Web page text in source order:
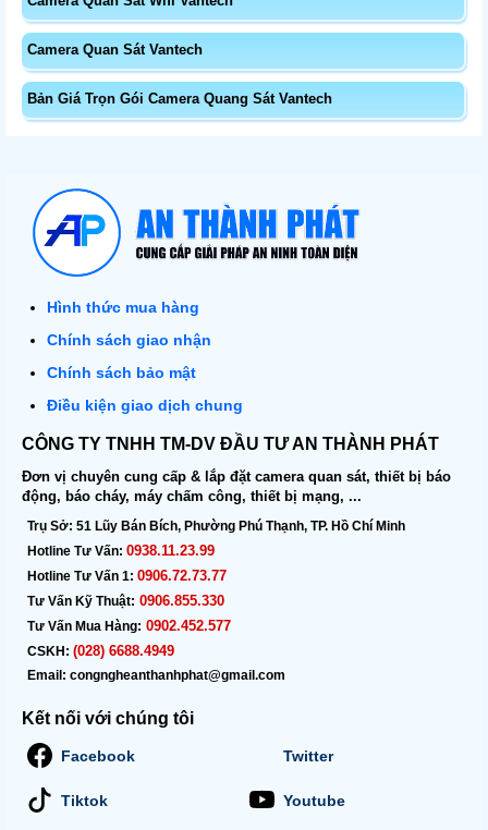
Camera Quan Sát Vantech
Bản Giá Trọn Gói Camera Quang Sát Vantech
Hình thức mua hàng
Chính sách giao nhận
Chính sách bảo mật
Điều kiện giao dịch chung
CÔNG TY TNHH TM-DV ĐẦU TƯ AN THÀNH PHÁT
Đơn vị chuyên cung cấp & lắp đặt camera quan sát, thiết bị báo
động, báo cháy, máy chấm công, thiết bị mạng, ...
Trụ Sở: 51 Lũy Bán Bích, Phường Phú Thạnh, TP. Hồ Chí Minh
Hotline Tư Vấn: 0938.11.23.99
Hotline Tư Vấn 1: 0906.72.73.77
Tư Vấn Kỹ Thuật: 0906.855.330
Tư Vấn Mua Hàng: 0902.452.577
CSKH: (028) 6688.4949
Email: congngheanthanhphat@gmail.com
Kết nối với chúng tôi
Facebook Twitter
Tiktok Youtube